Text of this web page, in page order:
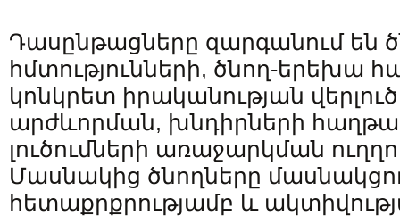
Դասընթացները զարգանում են
հմտությունների, ծնող-երեխա
կոնկրետ իրականության
արժևորման, խնդիրների
լուծումների առաջարկման
Մասնակից ծնողները
հետաքրքրությամբ և